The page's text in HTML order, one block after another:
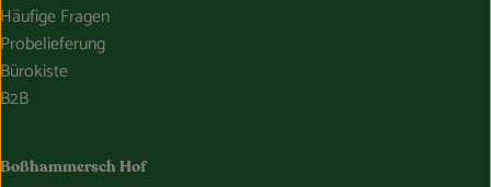
Häufige Fragen
Probelieferung
Bürokiste
B2B
Boßhammersch Hof